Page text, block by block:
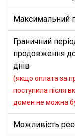
Максимальний
Граничний
продовження
днів
(якщо оплата за
поступила після
домен не можна
Можливість